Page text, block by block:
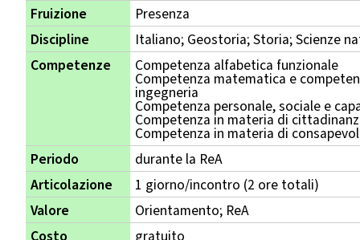
Fruizione
Presenza
Discipline
Italiano; Geostoria; Storia; Scienze
Competenze
Competenza alfabetica funzionale
Competenza matematica e
ingegneria
Competenza personale, sociale e
Competenza in materia di
Competenza in materia di
Periodo
durante la ReA
Articolazione
1 giorno/incontro (2 ore totali)
Valore
Orientamento; ReA